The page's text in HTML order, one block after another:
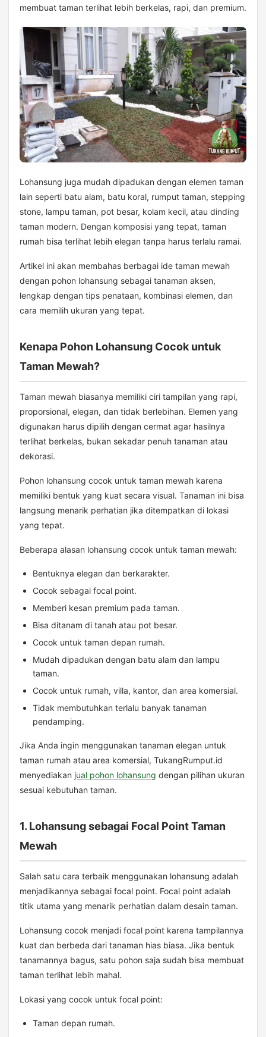
membuat taman terlihat lebih berkelas, rapi, dan premium.
Lohansung juga mudah dipadukan dengan elemen taman
lain seperti batu alam, batu koral, rumput taman, stepping
stone, lampu taman, pot besar, kolam kecil, atau dinding
taman modern. Dengan komposisi yang tepat, taman
rumah bisa terlihat lebih elegan tanpa harus terlalu ramai.
Artikel ini akan membahas berbagai ide taman mewah
dengan pohon lohansung sebagai tanaman aksen,
lengkap dengan tips penataan, kombinasi elemen, dan
cara memilih ukuran yang tepat.
Kenapa Pohon Lohansung Cocok untuk
Taman Mewah?
Taman mewah biasanya memiliki ciri tampilan yang rapi,
proporsional, elegan, dan tidak berlebihan. Elemen yang
digunakan harus dipilih dengan cermat agar hasilnya
terlihat berkelas, bukan sekadar penuh tanaman atau
dekorasi.
Pohon lohansung cocok untuk taman mewah karena
memiliki bentuk yang kuat secara visual. Tanaman ini bisa
langsung menarik perhatian jika ditempatkan di lokasi
yang tepat.
Beberapa alasan lohansung cocok untuk taman mewah:
Bentuknya elegan dan berkarakter.
Cocok sebagai focal point.
Memberi kesan premium pada taman.
Bisa ditanam di tanah atau pot besar.
Cocok untuk taman depan rumah.
Mudah dipadukan dengan batu alam dan lampu
taman.
Cocok untuk rumah, villa, kantor, dan area komersial.
Tidak membutuhkan terlalu banyak tanaman
pendamping.
Jika Anda ingin menggunakan tanaman elegan untuk
taman rumah atau area komersial, TukangRumput.id
menyediakan jual pohon lohansung dengan pilihan ukuran
sesuai kebutuhan taman.
1. Lohansung sebagai Focal Point Taman
Mewah
Salah satu cara terbaik menggunakan lohansung adalah
menjadikannya sebagai focal point. Focal point adalah
titik utama yang menarik perhatian dalam desain taman.
Lohansung cocok menjadi focal point karena tampilannya
kuat dan berbeda dari tanaman hias biasa. Jika bentuk
tanamannya bagus, satu pohon saja sudah bisa membuat
taman terlihat lebih mahal.
Lokasi yang cocok untuk focal point:
Taman depan rumah.